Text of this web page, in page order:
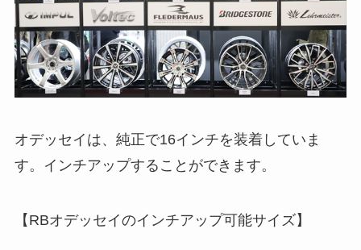
オデッセイは、純正で16インチを装着していま
す。インチアップすることができます。
【RBオデッセイのインチアップ可能サイズ】